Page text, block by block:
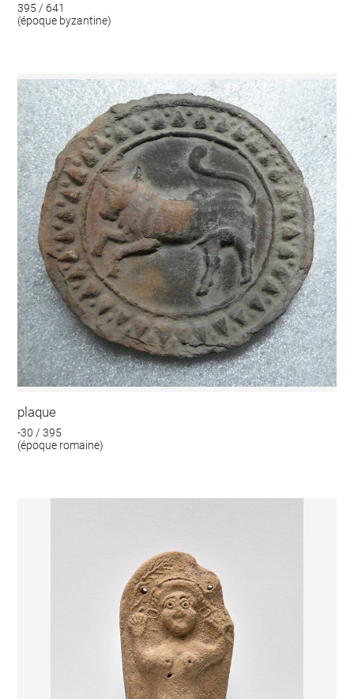
395 / 641
(époque byzantine)
plaque
-30 / 395
(époque romaine)